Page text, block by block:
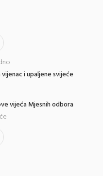
i upaljene svijeće
vijeća Mjesnih odbora